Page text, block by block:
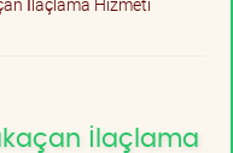
İlaçlama